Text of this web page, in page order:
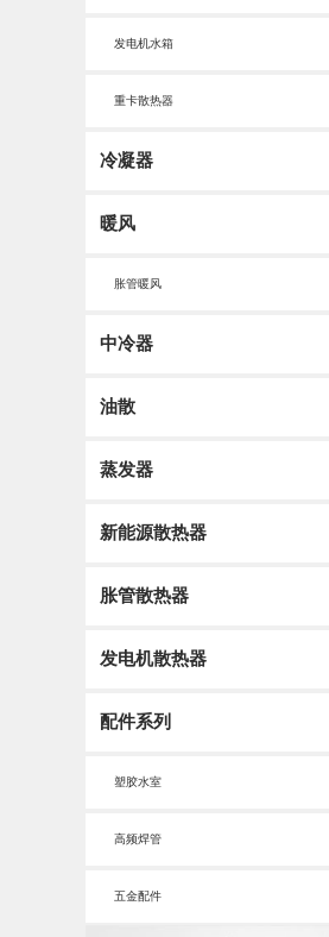
发电机水箱
重卡散热器
冷凝器
暖风
胀管暖风
中冷器
油散
蒸发器
新能源散热器
胀管散热器
发电机散热器
配件系列
塑胶水室
高频焊管
五金配件